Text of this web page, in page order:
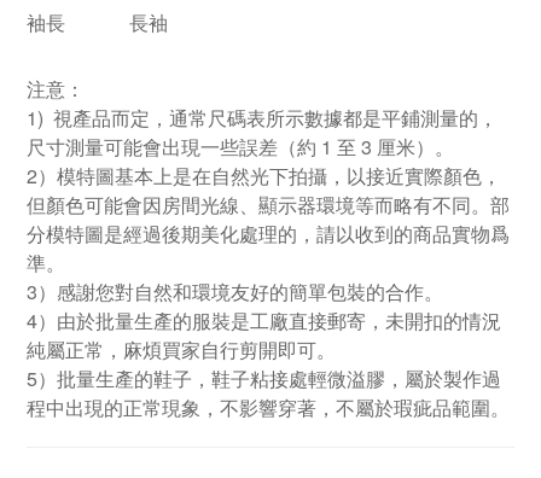
袖長
長袖
注意：
1) 視產品而定，通常尺碼表所示數據都是平鋪測量的，
尺寸測量可能會出現一些誤差（約 1 至 3 厘米）。
2）模特圖基本上是在自然光下拍攝，以接近實際顏色，
但顏色可能會因房間光線、顯示器環境等而略有不同。部
分模特圖是經過後期美化處理的，請以收到的商品實物爲
準。
3）感謝您對自然和環境友好的簡單包裝的合作。
4）由於批量生產的服裝是工廠直接郵寄，未開扣的情況
純屬正常，麻煩買家自行剪開即可。
5）批量生產的鞋子，鞋子粘接處輕微溢膠，屬於製作過
程中出現的正常現象，不影響穿著，不屬於瑕疵品範圍。